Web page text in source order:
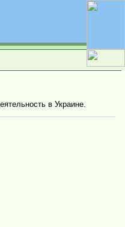
в Украине.